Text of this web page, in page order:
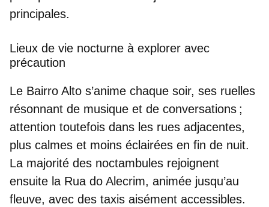
principales.
Lieux de vie nocturne à explorer avec
précaution
Le Bairro Alto s’anime chaque soir, ses ruelles
résonnant de musique et de conversations ;
attention toutefois dans les rues adjacentes,
plus calmes et moins éclairées en fin de nuit.
La majorité des noctambules rejoignent
ensuite la Rua do Alecrim, animée jusqu’au
fleuve, avec des taxis aisément accessibles.